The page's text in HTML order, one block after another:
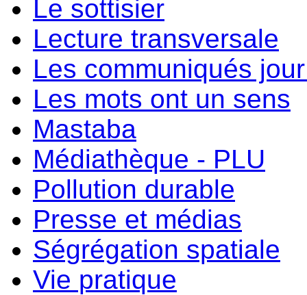
Le sottisier
Lecture transversale
Les communiqués
Les mots ont un sens
Mastaba
Médiathèque - PLU
Pollution durable
Presse et médias
Ségrégation spatiale
Vie pratique